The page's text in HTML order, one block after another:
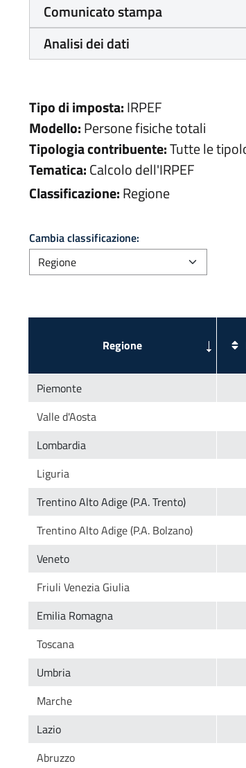
Comunicato stampa
Analisi dei dati
Tipo di imposta:IRPEF
Modello:Persone fisiche totali
Tipologia contribuente:Tutte le
Tematica:Calcolo dell'IRPEF
Classificazione:Regione
Cambia classificazione: